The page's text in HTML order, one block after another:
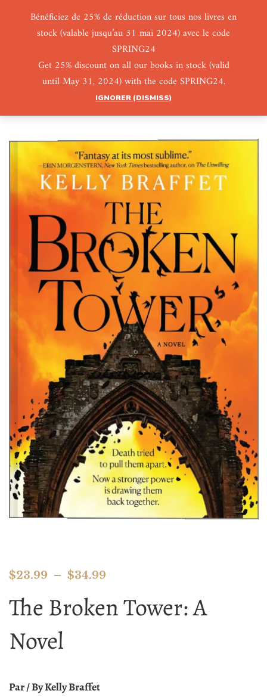
Bénéficiez de 25% de réduction sur tous nos livres en
stock (valable jusqu’au 31 mai 2024) avec le code
SPRING24
Get 25% discount on all our books in stock (valid
until May 31, 2024) with the code SPRING24.
IGNORER (DISMISS)
0 0
$23.99 – $34.99
The Broken Tower: A
Novel
Par / By Kelly Braffet